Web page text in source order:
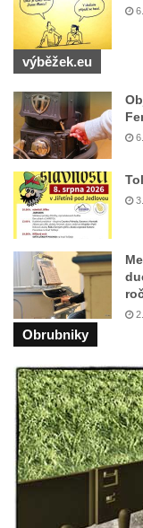
Pamětní deska
severně od
Obrázek svatého
Huberta
Obrázek svatého
východně od
Busta Jana
čp. 37 v Račicích
Socha ležícího
Socha Medvídě
Sochy Ležící
Sochy Ptáci v
Socha Panter v
Socha Dívka s
Socha Tygr v
Socha Atlet v
Socha Marabu
Busta Karla
výběžek.eu
Obrubniky